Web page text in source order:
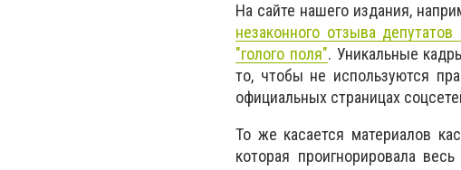
На сайте нашего издания,
незаконного отзыва
"голого поля". Уникальные
то, чтобы не используются
официальных страницах
То же касается материалов
которая проигнорировала